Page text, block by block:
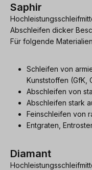
Saphir
Abschleifen dicker
Für folgende
Schleifen von
Kunststoffen (GfK,
Abschleifen von
Abschleifen stark
Feinschleifen von
Entgraten,
Diamant